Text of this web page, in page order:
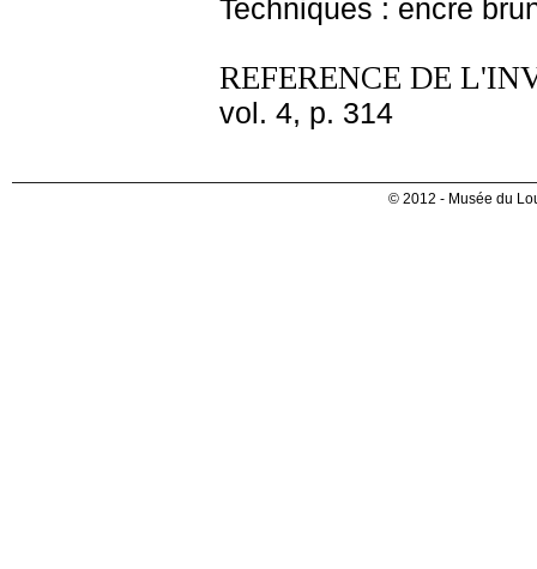
Techniques : encre
REFERENCE DE
vol. 4, p. 314
© 2012 - Musée du